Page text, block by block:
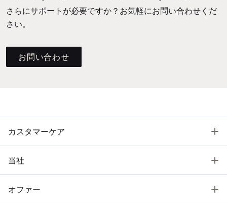
さらにサポートが必要ですか？お気軽にお問い合わせくだ
さい。
お問い合わせ
カスタマーケア
当社
オファー